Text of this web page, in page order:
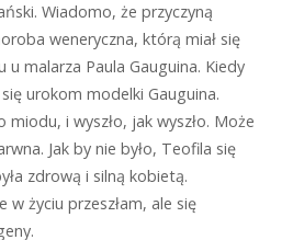
Wiadomo, że przyczyną
weneryczna, którą miał się
malarza Paula Gauguina. Kiedy
urokom modelki Gauguina.
miodu, i wyszło, jak wyszło. Może
Jak by nie było, Teofila się
zdrową i silną kobietą.
w życiu przeszłam, ale się